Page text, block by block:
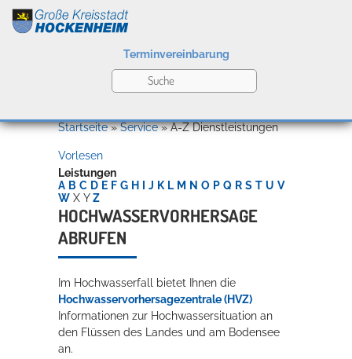
Kultur
Bildung
Wirtschaft
Terminvereinbarung
Startseite»Service»A-Z Dienstleistungen
Vorlesen
Leistungen
A B C D E F G H J K L M N O P Q R S T U V
W X Y Z
HOCHWASSERVORHERSAGE
ABRUFEN
Im Hochwasserfall bietet Ihnen die
Hochwasservorhersagezentrale (HVZ)
Informationen zur Hochwassersituation an
den Flüssen des Landes und am Bodensee
an.